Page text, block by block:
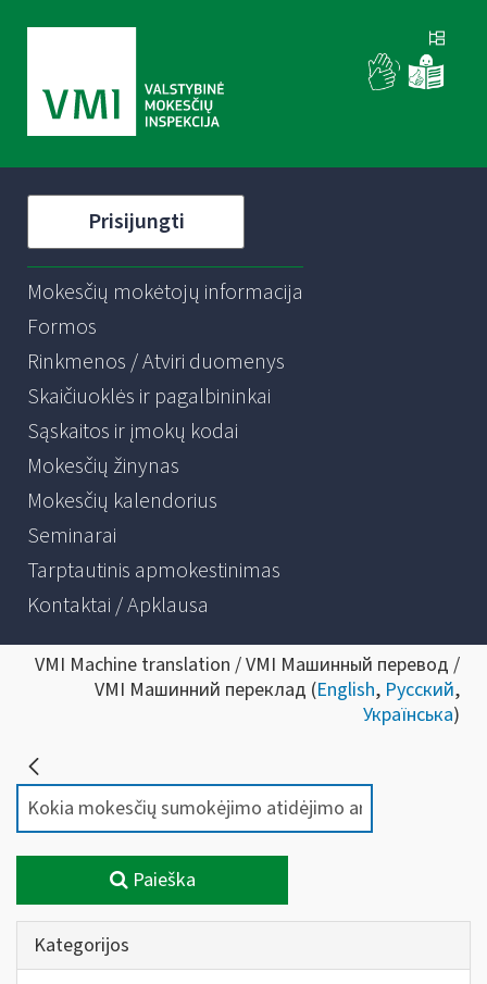
Prisijungti
Mokesčių mokėtojų informacija
Formos
Rinkmenos / Atviri duomenys
Skaičiuoklės ir pagalbininkai
Sąskaitos ir įmokų kodai
Mokesčių žinynas
Mokesčių kalendorius
Seminarai
Tarptautinis apmokestinimas
Kontaktai / Apklausa
VMI Machine translation / VMI Машинный перевод /
VMI Машинний переклад (English, Русский,
Українська)
Paieška
Kategorijos